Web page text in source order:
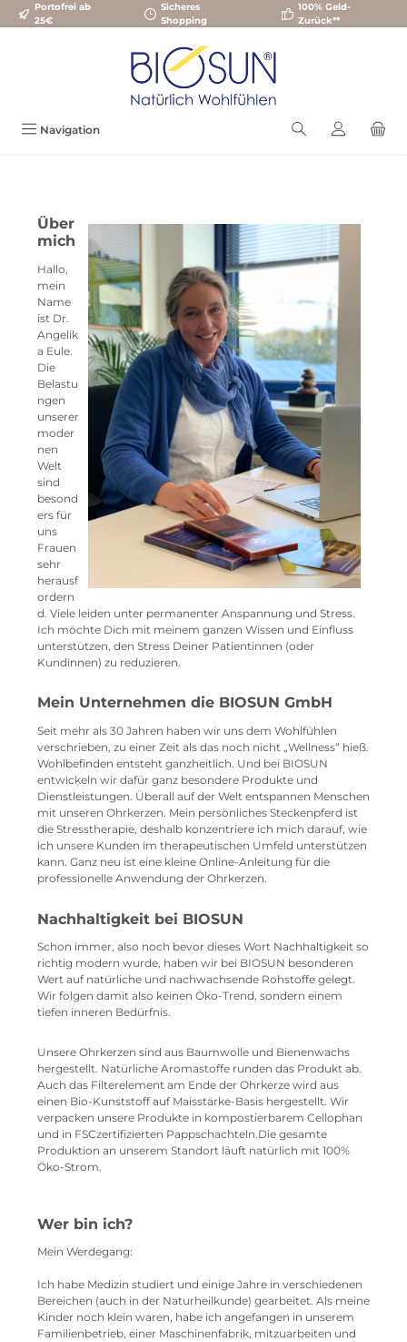
Zum Hauptinhalt springen
Portofrei ab
25€
Sicheres
Shopping
100% Geld-
Zurück**
Navigation
Über
mich
Hallo,
mein
Name
ist Dr.
Angelik
a Eule.
Die
Belastu
ngen
unserer
moder
nen
Welt
sind
besond
ers für
uns
Frauen
sehr
herausf
ordern
d. Viele leiden unter permanenter Anspannung und Stress.
Ich möchte Dich mit meinem ganzen Wissen und Einfluss
unterstützen, den Stress Deiner Patientinnen (oder
Kundinnen) zu reduzieren.
Mein Unternehmen die BIOSUN GmbH
Seit mehr als 30 Jahren haben wir uns dem Wohlfühlen
verschrieben, zu einer Zeit als das noch nicht „Wellness“ hieß.
Wohlbefinden entsteht ganzheitlich. Und bei BIOSUN
entwickeln wir dafür ganz besondere Produkte und
Dienstleistungen. Überall auf der Welt entspannen Menschen
mit unseren Ohrkerzen. Mein persönliches Steckenpferd ist
die Stresstherapie, deshalb konzentriere ich mich darauf, wie
ich unsere Kunden im therapeutischen Umfeld unterstützen
kann. Ganz neu ist eine kleine Online-Anleitung für die
professionelle Anwendung der Ohrkerzen.
Nachhaltigkeit bei BIOSUN
Schon immer, also noch bevor dieses Wort Nachhaltigkeit so
richtig modern wurde, haben wir bei BIOSUN besonderen
Wert auf natürliche und nachwachsende Rohstoffe gelegt.
Wir folgen damit also keinen Öko-Trend, sondern einem
tiefen inneren Bedürfnis.
Unsere Ohrkerzen sind aus Baumwolle und Bienenwachs
hergestellt. Natürliche Aromastoffe runden das Produkt ab.
Auch das Filterelement am Ende der Ohrkerze wird aus
einen Bio-Kunststoff auf Maisstärke-Basis hergestellt. Wir
verpacken unsere Produkte in kompostierbarem Cellophan
und in FSCzertifizierten Pappschachteln.Die gesamte
Produktion an unserem Standort läuft natürlich mit 100%
Öko-Strom.
Wer bin ich?
Mein Werdegang:
Ich habe Medizin studiert und einige Jahre in verschiedenen
Bereichen (auch in der Naturheilkunde) gearbeitet. Als meine
Kinder noch klein waren, habe ich angefangen in unserem
Familienbetrieb, einer Maschinenfabrik, mitzuarbeiten und